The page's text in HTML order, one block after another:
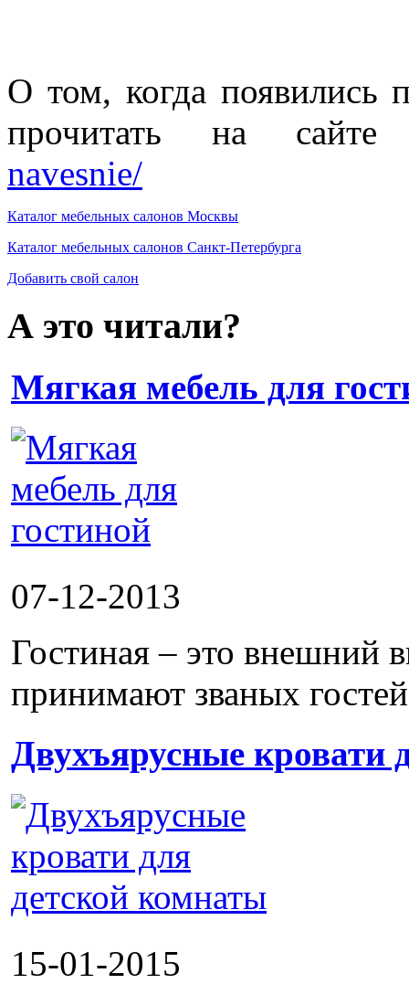
О том, когда появились
прочитать на
navesnie/
Каталог мебельных салонов Москвы
Каталог мебельных салонов Санкт-Петербурга
Добавить свой салон
А это читали?
Мягкая мебель для
07-12-2013
Гостиная – это внешний
принимают званых
Двухъярусные кровати
15-01-2015